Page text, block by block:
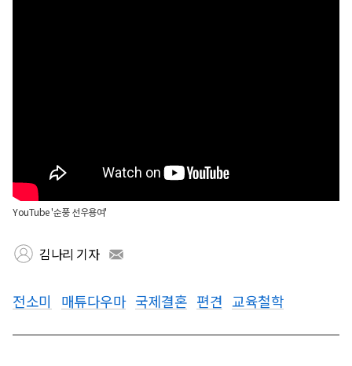
YouTube '순풍 선우용여'
김나리 기자
전소미 매튜다우마 국제결혼 편견 교육철학